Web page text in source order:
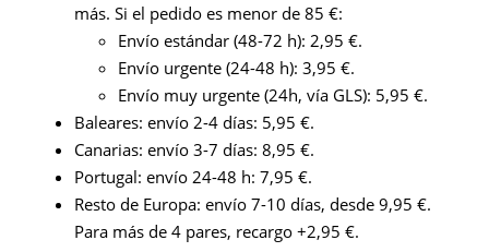
más. Si el pedido es menor de 85 €:
Envío estándar (48-72 h): 2,95 €.
Envío urgente (24-48 h): 3,95 €.
Envío muy urgente (24h, vía GLS): 5,95 €.
Baleares: envío 2-4 días: 5,95 €.
Canarias: envío 3-7 días: 8,95 €.
Portugal: envío 24-48 h: 7,95 €.
Resto de Europa: envío 7-10 días, desde 9,95 €.
Para más de 4 pares, recargo +2,95 €.